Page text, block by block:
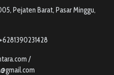
Pejaten Barat, Pasar Minggu,
/